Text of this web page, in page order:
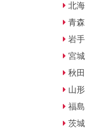
北
青
岩
宮
秋
山
福
茨